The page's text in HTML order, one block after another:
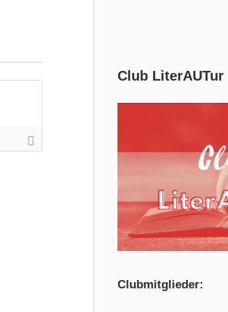
Club LiterAUTur
Clubmitglieder: